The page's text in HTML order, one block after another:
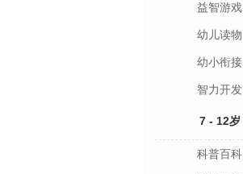
益智游戏
幼儿读物
幼小衔接
智力开发
7 - 12岁
科普百科